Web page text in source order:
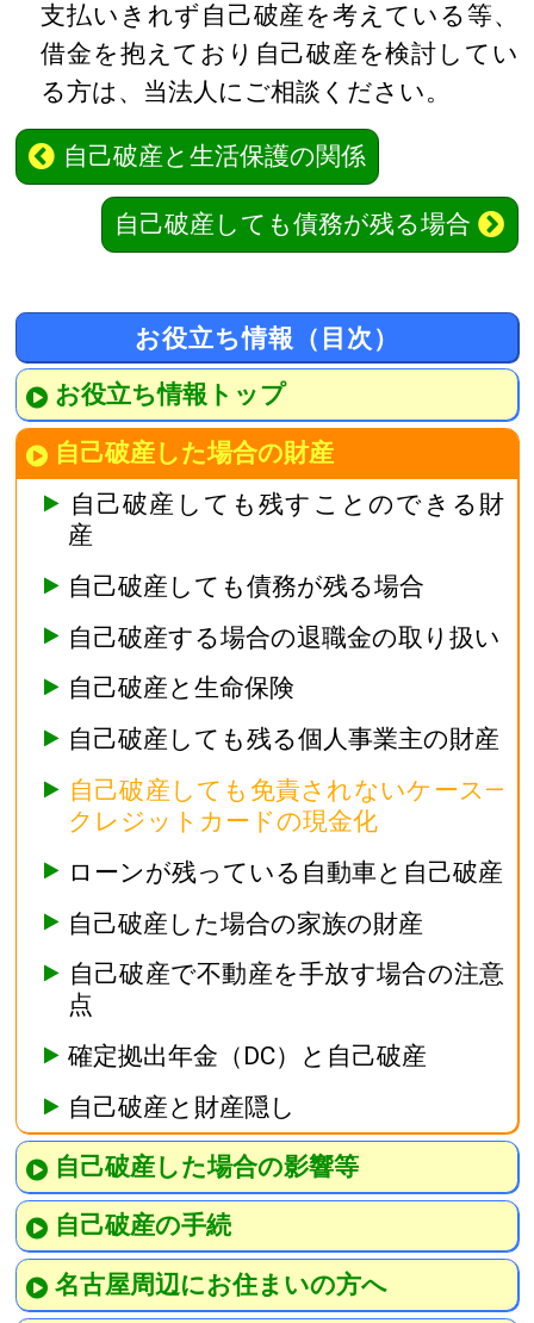
支払いきれず自己破産を考えている等、
借金を抱えており自己破産を検討してい
る方は、当法人にご相談ください。
自己破産と生活保護の関係
自己破産しても債務が残る場合
お役立ち情報（目次）
お役立ち情報トップ
自己破産した場合の財産
自己破産しても残すことのできる財
産
自己破産しても債務が残る場合
自己破産する場合の退職金の取り扱い
自己破産と生命保険
自己破産しても残る個人事業主の財産
自己破産しても免責されないケース―
クレジットカードの現金化
ローンが残っている自動車と自己破産
自己破産した場合の家族の財産
自己破産で不動産を手放す場合の注意
点
確定拠出年金（DC）と自己破産
自己破産と財産隠し
自己破産した場合の影響等
自己破産の手続
名古屋周辺にお住まいの方へ